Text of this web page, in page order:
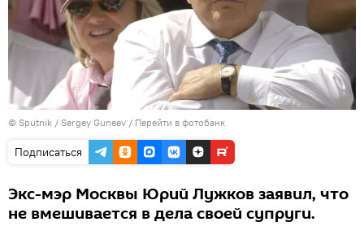
© Sputnik / Sergey Guneev / Перейти в фотобанк
Подписаться
Экс-мэр Москвы Юрий Лужков заявил, что
не вмешивается в дела своей супруги.